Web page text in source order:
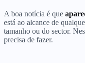
A boa notícia é que
está ao alcance de
tamanho ou do sector.
precisa de fazer.